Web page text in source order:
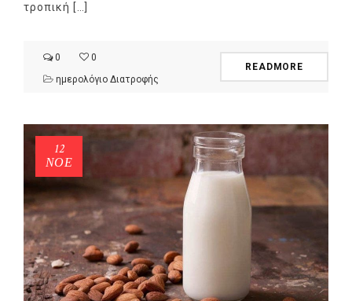
τροπική […]
0
0
ημερολόγιο Διατροφής
READMORE
12
ΝΟΈ